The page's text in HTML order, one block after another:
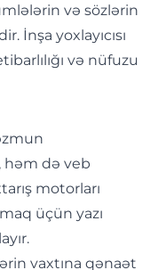
və sözlərin
İnşa yoxlayıcısı
və nüfuzu
həm də veb
motorları
üçün yazı
vaxtına qənaət